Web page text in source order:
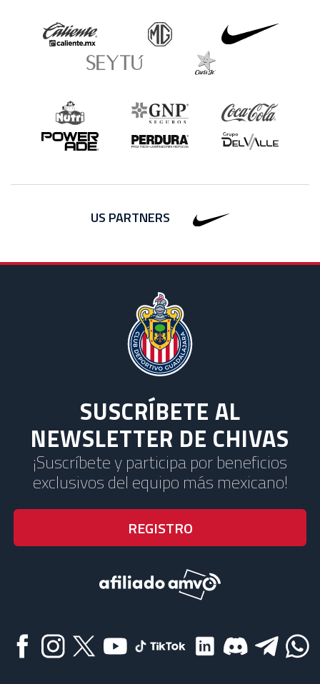
US PARTNERS
SUSCRÍBETE AL
NEWSLETTER DE CHIVAS
¡Suscríbete y participa por beneficios
exclusivos del equipo más mexicano!